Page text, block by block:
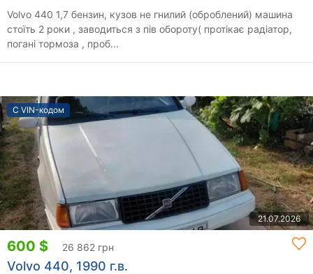
Volvo 440 1,7 бензин, кузов не гнилий (оброблений) машина
стоїть 2 роки , заводиться з пів обороту( протікає радіатор,
погані тормоза , проб...
С VIN-кодом
21.07.2026
600 $ 26 862 грн
Volvo 440, 1990 г.в.